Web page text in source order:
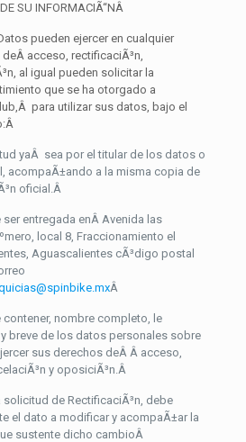
SU INFORMACIÃ“NÂ
pueden ejercer en cualquier
acceso, rectificaciÃ³n,
al igual pueden solicitar la
que se ha otorgado a
para utilizar sus datos, bajo el
Â
yaÂ sea por el titular de los datos o
acompaÃ±ando a la misma copia de
oficial.Â
entregada enÂ Avenida las
local 8, Fraccionamiento el
Aguascalientes cÃ³digo postal
Â
nombre completo, le
breve de los datos personales sobre
sus derechos deÂ Â acceso,
y oposiciÃ³n.Â
solicitud de RectificaciÃ³n, debe
el dato a modificar y acompaÃ±ar la
sustente dicho cambioÂ